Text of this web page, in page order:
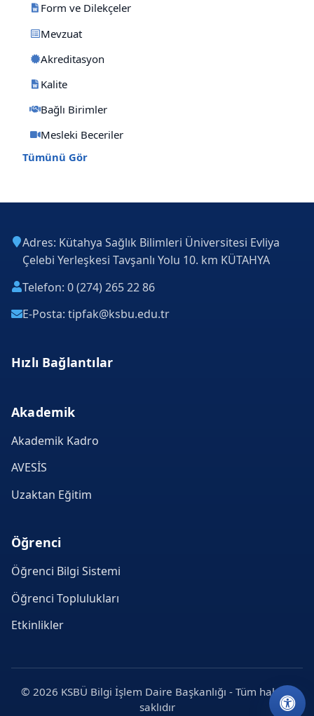
Form ve Dilekçeler
Mevzuat
Akreditasyon
Kalite
Bağlı Birimler
Mesleki Beceriler
Tümünü Gör
Adres: Kütahya Sağlık Bilimleri Üniversitesi Evliya
Çelebi Yerleşkesi Tavşanlı Yolu 10. km KÜTAHYA
Telefon: 0 (274) 265 22 86
E-Posta: tipfak@ksbu.edu.tr
Hızlı Bağlantılar
Akademik
Akademik Kadro
AVESİS
Uzaktan Eğitim
Öğrenci
Öğrenci Bilgi Sistemi
Öğrenci Toplulukları
Etkinlikler
© 2026 KSBÜ Bilgi İşlem Daire Başkanlığı - Tüm hakları
saklıdır